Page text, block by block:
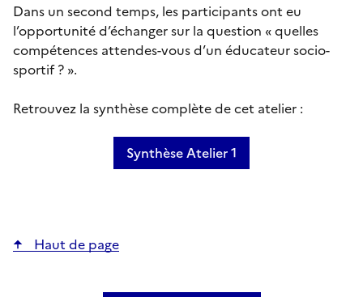
Dans un second temps, les participants ont eu
l’opportunité d’échanger sur la question « quelles
compétences attendes-vous d’un éducateur socio-
sportif ? ».
Retrouvez la synthèse complète de cet atelier :
Synthèse Atelier 1
Haut de page